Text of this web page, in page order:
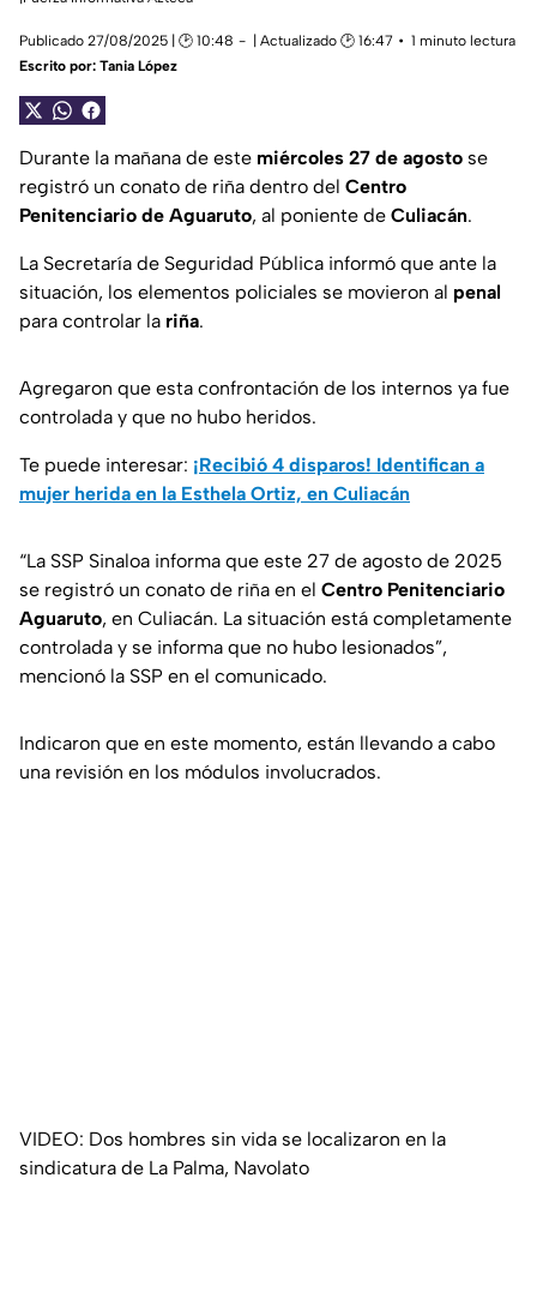
Publicado 27/08/2025 | 🕑 10:48 | Actualizado 🕑 16:47
1 minuto lectura
Escrito por: Tania López
Durante la mañana de este miércoles 27 de agosto se
registró un conato de riña dentro del Centro
Penitenciario de Aguaruto, al poniente de Culiacán.
La Secretaría de Seguridad Pública informó que ante la
situación, los elementos policiales se movieron al penal
para controlar la riña.
Agregaron que esta confrontación de los internos ya fue
controlada y que no hubo heridos.
Te puede interesar: ¡Recibió 4 disparos! Identifican a
mujer herida en la Esthela Ortiz, en Culiacán
“La SSP Sinaloa informa que este 27 de agosto de 2025
se registró un conato de riña en el Centro Penitenciario
Aguaruto, en Culiacán. La situación está completamente
controlada y se informa que no hubo lesionados”,
mencionó la SSP en el comunicado.
Indicaron que en este momento, están llevando a cabo
una revisión en los módulos involucrados.
VIDEO: Dos hombres sin vida se localizaron en la
sindicatura de La Palma, Navolato